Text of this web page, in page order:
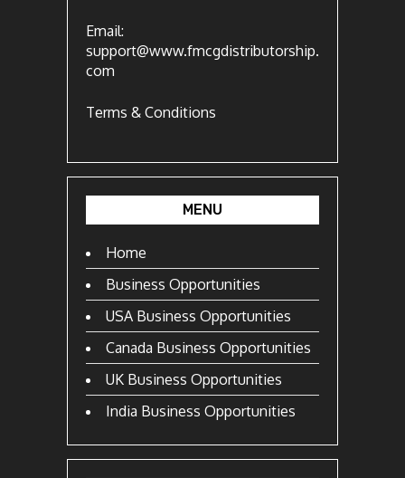
Email:
support@www.fmcgdistributorship.
com
Terms & Conditions
MENU
Home
Business Opportunities
USA Business Opportunities
Canada Business Opportunities
UK Business Opportunities
India Business Opportunities